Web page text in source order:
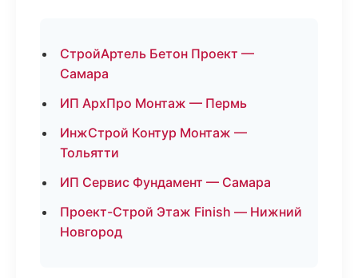
СтройАртель Бетон Проект —
Самара
ИП АрхПро Монтаж — Пермь
ИнжСтрой Контур Монтаж —
Тольятти
ИП Сервис Фундамент — Самара
Проект-Строй Этаж Finish — Нижний
Новгород